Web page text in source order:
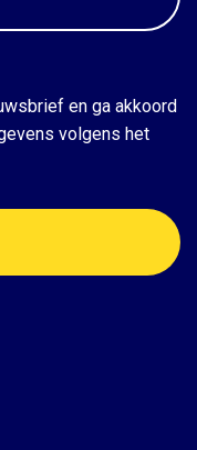
en ga akkoord
volgens het